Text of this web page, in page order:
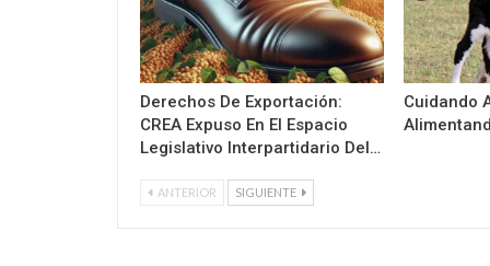
Derechos De Exportación:
CREA Expuso En El Espacio
Legislativo Interpartidario Del…
Cuidando
ANTERIOR SIGUIENTE